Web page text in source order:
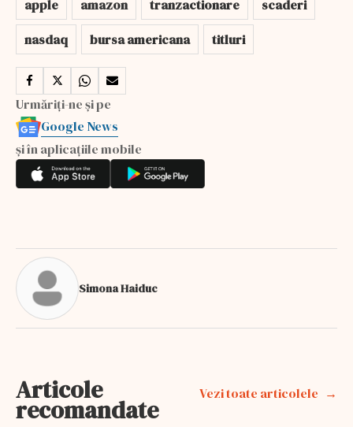
apple amazon tranzactionare
scaderi
nasdaq
bursa americana titluri
Urmăriți-ne și pe
Google News
și în aplicațiile mobile
Simona Haiduc
Articole
recomandate
Vezi toate articolele